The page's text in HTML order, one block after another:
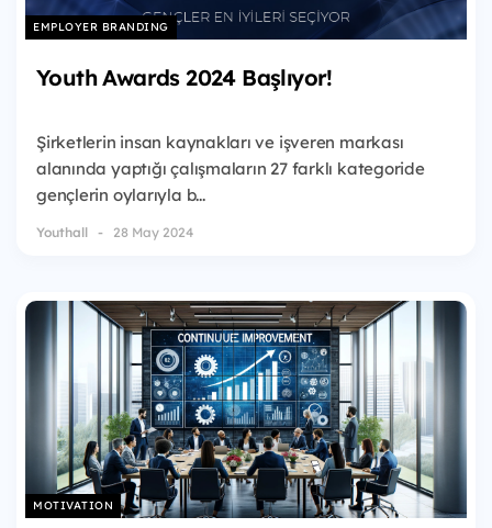
EMPLOYER BRANDING
Youth Awards 2024 Başlıyor!
Şirketlerin insan kaynakları ve işveren markası
alanında yaptığı çalışmaların 27 farklı kategoride
gençlerin oylarıyla b...
Youthall 28 May 2024
MOTIVATION